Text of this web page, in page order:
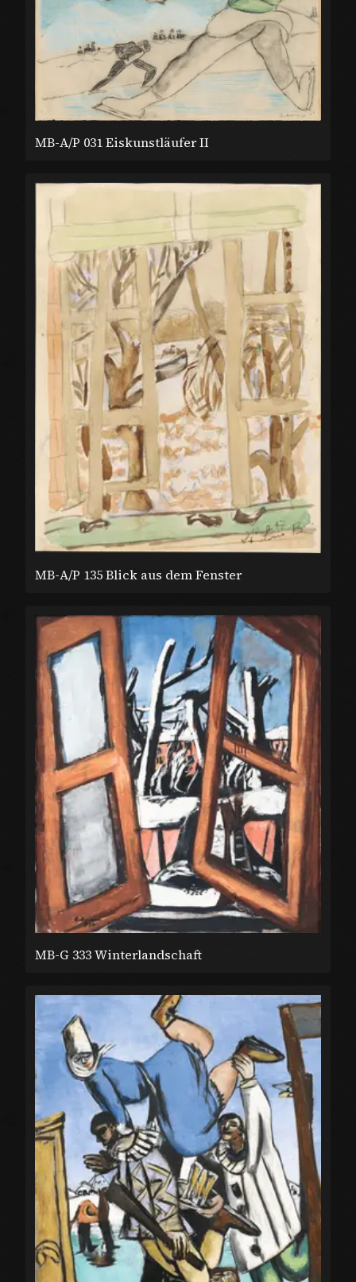
MB-A/P 031 Eiskunstläufer II
MB-A/P 135 Blick aus dem Fenster
MB-G 333 Winterlandschaft